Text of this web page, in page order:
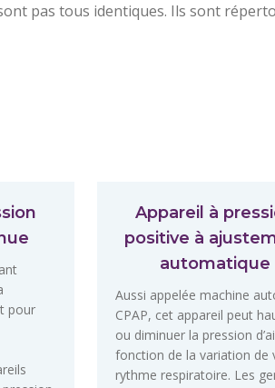
pas tous identiques. Ils sont
pour
Appareil à
positive à
automatique
Aussi appelée machine
CPAP, cet appareil peut
ou diminuer la pression
fonction de la variation de
rythme respiratoire. Les